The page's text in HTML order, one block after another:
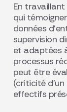
En
qui
données
supervision
et adaptées
processus
peut être
(criticité
effectifs